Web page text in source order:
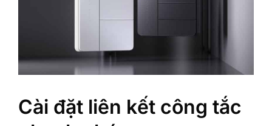
Cài đặt liên kết công tắc